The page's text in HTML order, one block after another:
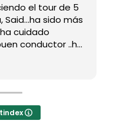
el tour de 5
sido más
cuidado
conductor ..ha
peticiones y
a Mila